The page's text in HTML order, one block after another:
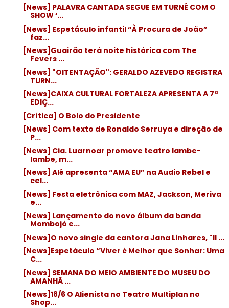
[News] PALAVRA CANTADA SEGUE EM TURNÊ COM O
SHOW ‘...
[News] Espetáculo infantil “À Procura de João”
faz...
[News]Guairão terá noite histórica com The
Fevers ...
[News] "OITENTAÇÃO": GERALDO AZEVEDO REGISTRA
TURN...
[News]CAIXA CULTURAL FORTALEZA APRESENTA A 7ª
EDIÇ...
[Crítica] O Bolo do Presidente
[News] Com texto de Ronaldo Serruya e direção de
P...
[News] Cia. Luarnoar promove teatro lambe-
lambe, m...
[News] Alê apresenta “AMA EU” na Audio Rebel e
cel...
[News] Festa eletrônica com MAZ, Jackson, Meriva
e...
[News] Lançamento do novo álbum da banda
Mombojó e...
[News]O novo single da cantora Jana Linhares, "Il ...
[News]Espetáculo “Viver é Melhor que Sonhar: Uma
C...
[News] SEMANA DO MEIO AMBIENTE DO MUSEU DO
AMANHÃ ...
[News]18/6 O Alienista no Teatro Multiplan no
Shop...